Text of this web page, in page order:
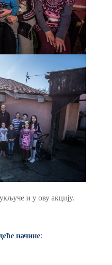
и у ову акцију.
начине: